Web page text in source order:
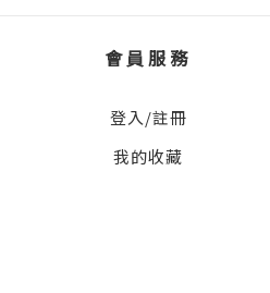
、舒緩作用，幫助睡眠、
摺紙盆栽IG：
oribon.plantpot_tw/
會員服務
登入/註冊
我的收藏